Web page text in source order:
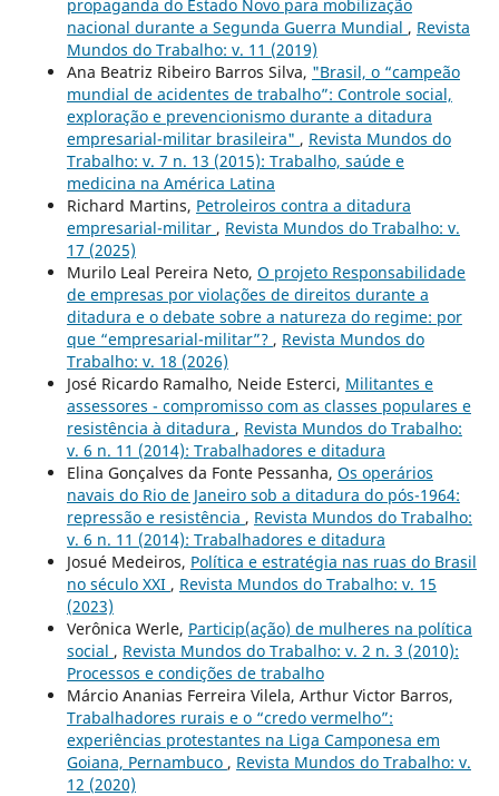
propaganda do Estado Novo para mobilização
nacional durante a Segunda Guerra Mundial , Revista
Mundos do Trabalho: v. 11 (2019)
Ana Beatriz Ribeiro Barros Silva, "Brasil, o “campeão
mundial de acidentes de trabalho”: Controle social,
exploração e prevencionismo durante a ditadura
empresarial-militar brasileira" , Revista Mundos do
Trabalho: v. 7 n. 13 (2015): Trabalho, saúde e
medicina na América Latina
Richard Martins, Petroleiros contra a ditadura
empresarial-militar , Revista Mundos do Trabalho: v.
17 (2025)
Murilo Leal Pereira Neto, O projeto Responsabilidade
de empresas por violações de direitos durante a
ditadura e o debate sobre a natureza do regime: por
que “empresarial-militar”? , Revista Mundos do
Trabalho: v. 18 (2026)
José Ricardo Ramalho, Neide Esterci, Militantes e
assessores - compromisso com as classes populares e
resistência à ditadura , Revista Mundos do Trabalho:
v. 6 n. 11 (2014): Trabalhadores e ditadura
Elina Gonçalves da Fonte Pessanha, Os operários
navais do Rio de Janeiro sob a ditadura do pós-1964:
repressão e resistência , Revista Mundos do Trabalho:
v. 6 n. 11 (2014): Trabalhadores e ditadura
Josué Medeiros, Política e estratégia nas ruas do Brasil
no século XXI , Revista Mundos do Trabalho: v. 15
(2023)
Verônica Werle, Particip(ação) de mulheres na política
social , Revista Mundos do Trabalho: v. 2 n. 3 (2010):
Processos e condições de trabalho
Márcio Ananias Ferreira Vilela, Arthur Victor Barros,
Trabalhadores rurais e o “credo vermelho”:
experiências protestantes na Liga Camponesa em
Goiana, Pernambuco , Revista Mundos do Trabalho: v.
12 (2020)